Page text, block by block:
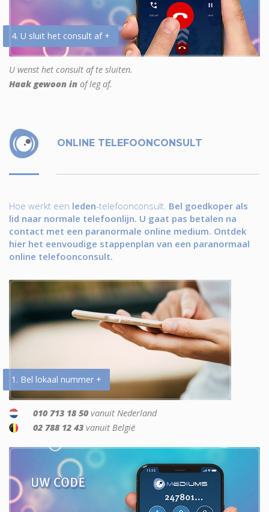
4. U sluit het consult af +
U wenst het consult af te sluiten.
Haak gewoon in of leg af.
ONLINE TELEFOONCONSULT
Hoe werkt een leden-telefoonconsult. Bel goedkoper als
lid naar normale telefoonlijn. U gaat pas betalen na
contact met een paranormale online medium. Ontdek
hier het eenvoudige stappenplan van een paranormaal
online telefoonconsult.
1. Bel lokaal nummer +
010 713 18 50 vanuit Nederland
02 788 12 43 vanuit België